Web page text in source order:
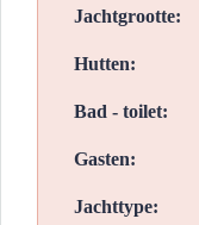
Jachtgrootte:
Hutten:
Bad - toilet:
Gasten:
Jachttype: